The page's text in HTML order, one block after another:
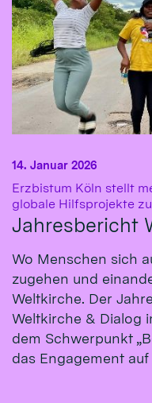
Erzbistum Köln stellt
globale Hilfsprojekte
Jahresbericht
14. Januar 2026
Wo Menschen sich
zugehen und
Weltkirche. Der
Weltkirche & Dialog
dem Schwerpunkt
das Engagement auf